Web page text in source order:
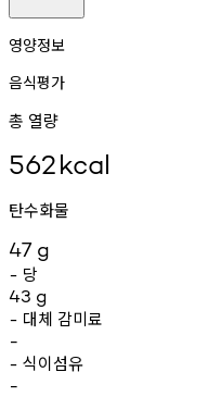
영양정보
음식평가
총 열량
562kcal
탄수화물
47 g
- 당
43 g
- 대체 감미료
-
- 식이섬유
-